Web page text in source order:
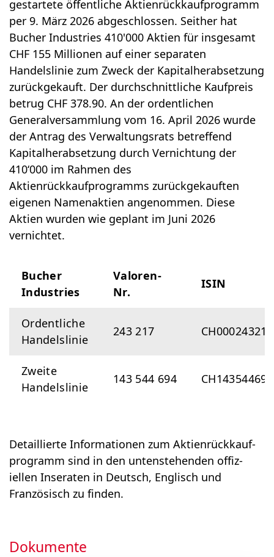
gestartete öffentliche Aktien­rück­kauf­pro­gramm
per 9. März 2026 abgeschlossen. Seit­her hat
Bucher Industries 410'000 Aktien für insgesamt
CHF 155 Millionen auf einer separaten
Handelslinie zum Zweck der Kapi­talherabsetzung
zurückgekauft. Der durch­schnittliche Kaufpreis
betrug CHF 378.90. An der ordentlichen
Generalversammlung vom 16. April 2026 wurde
der Antrag des Verwaltungsrats betreffend
Kapitalherabsetzung durch Vernichtung der
410‘000 im Rahmen des
Aktienrückkaufprogramms zurückgekauften
eigenen Namenaktien angenommen. Diese
Aktien wurden wie geplant im Juni 2026
vernichtet.
Bucher
Industries
Valoren-
Nr.
ISIN
Ordentliche
Handelslinie
243 217
Zweite
Handelslinie
143 544 694
Detaillierte Informationen zum Aktien­rück­kauf­
programm sind in den unten­stehenden offiz­
iellen Inseraten in Deutsch, Englisch und
Französisch zu finden.
Dokumente